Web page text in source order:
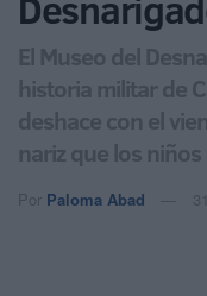
El Museo del
historia militar de
deshace con el
nariz que los
Por Paloma Abad